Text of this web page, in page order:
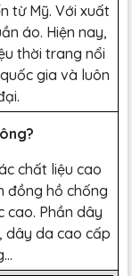
từ Mỹ. Với xuất
áo. Hiện nay,
thời trang nổi
gia và luôn
chất liệu cao
đồng hồ chống
cao. Phần dây
dây da cao cấp